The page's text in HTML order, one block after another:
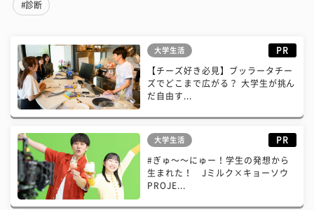
#診断
大学生活 PR
【チーズ好き必見】ブッラータチー
ズでどこまで広がる？ 大学生が挑ん
だ自由す...
大学生活 PR
#ぎゅ〜〜にゅー！学生の発想から
生まれた！ Jミルク×キョーソウ
PROJE...